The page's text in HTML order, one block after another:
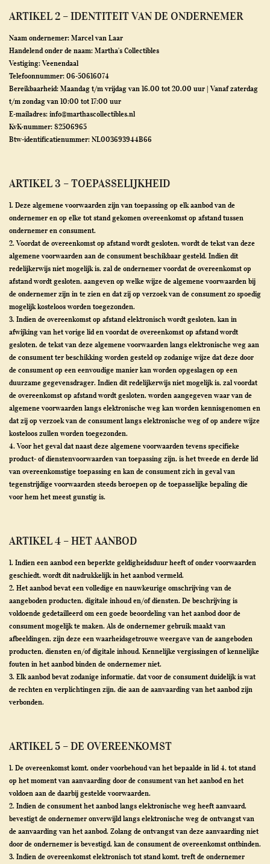
ARTIKEL 2 – IDENTITEIT VAN DE ONDERNEMER
Naam ondernemer: Marcel van Laar
Handelend onder de naam: Martha's Collectibles
Vestiging: Veenendaal
Telefoonnummer: 06-50616074
Bereikbaarheid: Maandag t/m vrijdag van 16.00 tot 20.00 uur |Vanaf zaterdag
t/m zondag van 10:00 tot 17:00 uur
E-mailadres: info@marthascollectibles.nl
KvK-nummer: 82506965
Btw-identificatienummer: NL003693944B66
ARTIKEL 3 – TOEPASSELIJKHEID
1. Deze algemene voorwaarden zijn van toepassing op elk aanbod van de
ondernemer en op elke tot stand gekomen overeenkomst op afstand tussen
ondernemer en consument.
2. Voordat de overeenkomst op afstand wordt gesloten, wordt de tekst van deze
algemene voorwaarden aan de consument beschikbaar gesteld. Indien dit
redelijkerwijs niet mogelijk is, zal de ondernemer voordat de overeenkomst op
afstand wordt gesloten, aangeven op welke wijze de algemene voorwaarden bij
de ondernemer zijn in te zien en dat zij op verzoek van de consument zo spoedig
mogelijk kosteloos worden toegezonden.
3. Indien de overeenkomst op afstand elektronisch wordt gesloten, kan in
afwijking van het vorige lid en voordat de overeenkomst op afstand wordt
gesloten, de tekst van deze algemene voorwaarden langs elektronische weg aan
de consument ter beschikking worden gesteld op zodanige wijze dat deze door
de consument op een eenvoudige manier kan worden opgeslagen op een
duurzame gegevensdrager. Indien dit redelijkerwijs niet mogelijk is, zal voordat
de overeenkomst op afstand wordt gesloten, worden aangegeven waar van de
algemene voorwaarden langs elektronische weg kan worden kennisgenomen en
dat zij op verzoek van de consument langs elektronische weg of op andere wijze
kosteloos zullen worden toegezonden.
4. Voor het geval dat naast deze algemene voorwaarden tevens specifieke
product- of dienstenvoorwaarden van toepassing zijn, is het tweede en derde lid
van overeenkomstige toepassing en kan de consument zich in geval van
tegenstrijdige voorwaarden steeds beroepen op de toepasselijke bepaling die
voor hem het meest gunstig is.
ARTIKEL 4 – HET AANBOD
1. Indien een aanbod een beperkte geldigheidsduur heeft of onder voorwaarden
geschiedt, wordt dit nadrukkelijk in het aanbod vermeld.
2. Het aanbod bevat een volledige en nauwkeurige omschrijving van de
aangeboden producten, digitale inhoud en/of diensten. De beschrijving is
voldoende gedetailleerd om een goede beoordeling van het aanbod door de
consument mogelijk te maken. Als de ondernemer gebruik maakt van
afbeeldingen, zijn deze een waarheidsgetrouwe weergave van de aangeboden
producten, diensten en/of digitale inhoud. Kennelijke vergissingen of kennelijke
fouten in het aanbod binden de ondernemer niet.
3. Elk aanbod bevat zodanige informatie, dat voor de consument duidelijk is wat
de rechten en verplichtingen zijn, die aan de aanvaarding van het aanbod zijn
verbonden.
ARTIKEL 5 – DE OVEREENKOMST
1. De overeenkomst komt, onder voorbehoud van het bepaalde in lid 4, tot stand
op het moment van aanvaarding door de consument van het aanbod en het
voldoen aan de daarbij gestelde voorwaarden.
2. Indien de consument het aanbod langs elektronische weg heeft aanvaard,
bevestigt de ondernemer onverwijld langs elektronische weg de ontvangst van
de aanvaarding van het aanbod. Zolang de ontvangst van deze aanvaarding niet
door de ondernemer is bevestigd, kan de consument de overeenkomst ontbinden.
3. Indien de overeenkomst elektronisch tot stand komt, treft de ondernemer